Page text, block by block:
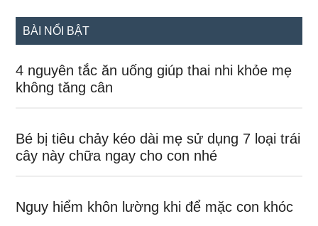
...
BÀI NỔI BẬT
4 nguyên tắc ăn uống giúp thai nhi khỏe mẹ
không tăng cân
Bé bị tiêu chảy kéo dài mẹ sử dụng 7 loại trái
cây này chữa ngay cho con nhé
Nguy hiểm khôn lường khi để mặc con khóc